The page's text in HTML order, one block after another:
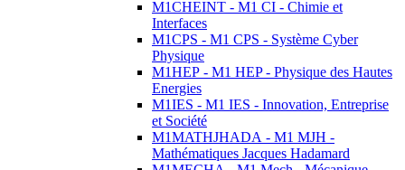
M1CHEINT - M1 CI - Chimie et
Interfaces
M1CPS - M1 CPS - Système Cyber
Physique
M1HEP - M1 HEP - Physique des Hautes
Energies
M1IES - M1 IES - Innovation, Entreprise
et Société
M1MATHJHADA - M1 MJH -
Mathématiques Jacques Hadamard